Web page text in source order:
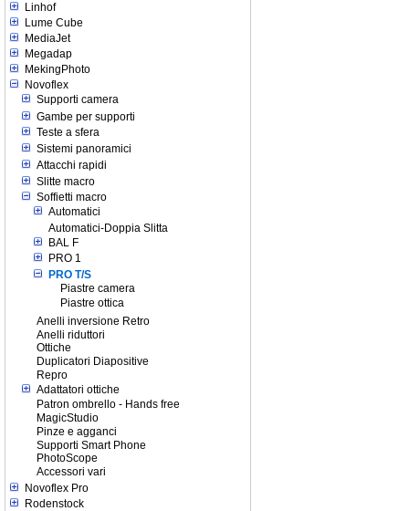
Linhof
Lume Cube
MediaJet
Megadap
MekingPhoto
Novoflex
Supporti camera
Gambe per supporti
Teste a sfera
Sistemi panoramici
Attacchi rapidi
Slitte macro
Soffietti macro
Automatici
Automatici-Doppia Slitta
BAL F
PRO 1
PRO T/S
Piastre camera
Piastre ottica
Anelli inversione Retro
Anelli riduttori
Ottiche
Duplicatori Diapositive
Repro
Adattatori ottiche
Patron ombrello - Hands free
MagicStudio
Pinze e agganci
Supporti Smart Phone
PhotoScope
Accessori vari
Novoflex Pro
Rodenstock